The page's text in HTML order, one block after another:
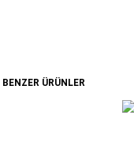
BENZER ÜRÜNLER